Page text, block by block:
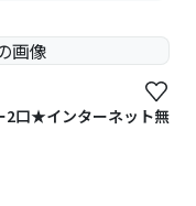
2口★インターネット無